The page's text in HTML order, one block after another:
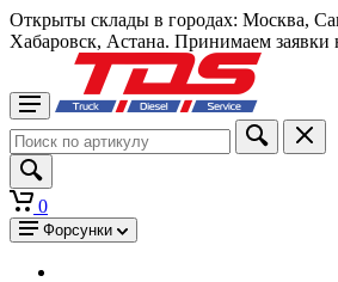
Открыты склады в городах: Москва,
Хабаровск, Астана. Принимаем заявки
0
Форсунки